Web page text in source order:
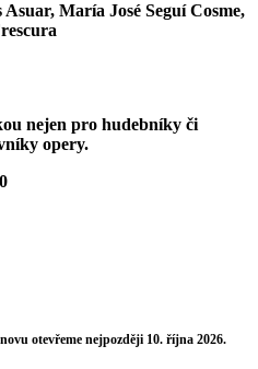
María José Seguí Cosme,
nejen pro hudebníky či
opery.
otevřeme nejpozději 10. října 2026.